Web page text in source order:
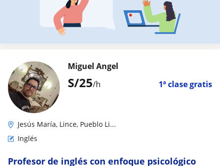
S/25/h 1ª clase gratis
Miguel Angel
Jesús María, Lince, Pueblo Li...
Inglés
Profesor de inglés con enfoque psicológico